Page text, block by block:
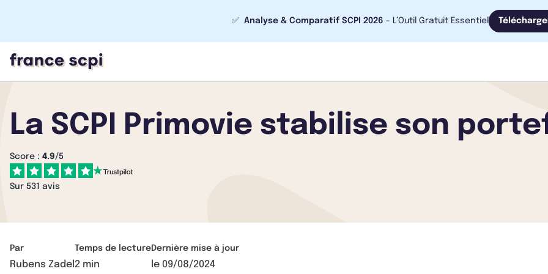
✅ Analyse & Comparatif SCPI 2026 - L’Outil Gratuit Essentiel
La SCPI Primovie stabilise son
Score : 4.9/5
Sur 531 avis
Par
Rubens Zadel
Temps de lecture
2 min
Dernière mise à jour
le 09/08/2024